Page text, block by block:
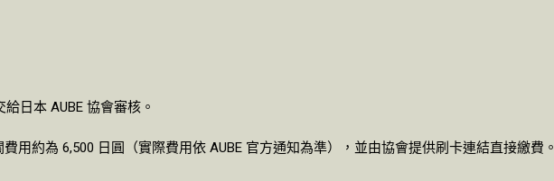
日本 AUBE 協會審核。
用約為 6,500 日圓（實際費用依 AUBE 官方通知為準），並由協會提供刷卡連結直接繳費。